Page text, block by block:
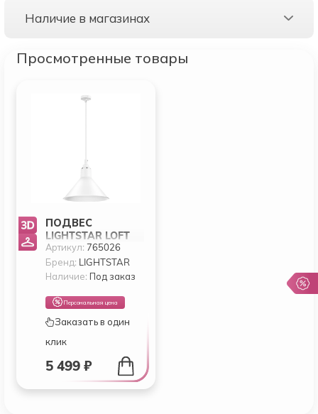
Наличие в магазинах
Просмотренные товары
ПОДВЕС
LIGHTSTAR LOFT
765026
Артикул:765026
Бренд: LIGHTSTAR
Наличие: Под заказ
Персональная цена
Заказать в один
клик
5 499 ₽